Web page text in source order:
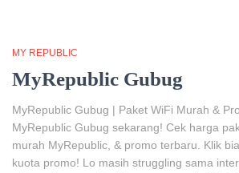
MY REPUBLIC
MyRepublic Gubug
MyRepublic Gubug | Paket WiFi Murah &
MyRepublic Gubug sekarang! Cek harga
murah MyRepublic, & promo terbaru. Klik
kuota promo! Lo masih struggling sama